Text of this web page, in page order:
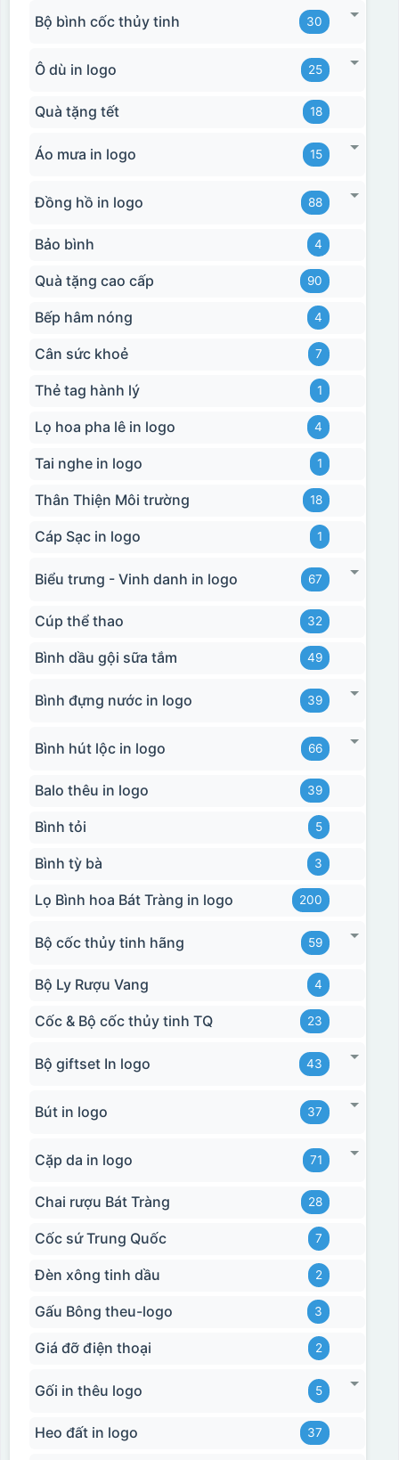
Hộp xi bình giữ nhiệt
Bộ bình cốc thủy tinh 30
Ô dù in logo 25
Quà tặng tết 18
Áo mưa in logo 15
Đồng hồ in logo 88
Bảo bình 4
Quà tặng cao cấp 90
Bếp hâm nóng 4
Cân sức khoẻ 7
Thẻ tag hành lý 1
Lọ hoa pha lê in logo 4
Tai nghe in logo 1
Thân Thiện Môi trường 18
Cáp Sạc in logo 1
Biểu trưng - Vinh danh in logo 67
Cúp thể thao 32
Bình dầu gội sữa tắm 49
Bình đựng nước in logo 39
Bình hút lộc in logo 66
Balo thêu in logo 39
Bình tỏi 5
Bình tỳ bà 3
Lọ Bình hoa Bát Tràng in logo 200
Bộ cốc thủy tinh hãng 59
Bộ Ly Rượu Vang 4
Cốc & Bộ cốc thủy tinh TQ 23
Bộ giftset In logo 43
Bút in logo 37
Cặp da in logo 71
Chai rượu Bát Tràng 28
Cốc sứ Trung Quốc 7
Đèn xông tinh dầu 2
Gấu Bông theu-logo 3
Giá đỡ điện thoại 2
Gối in thêu logo 5
Heo đất in logo 37